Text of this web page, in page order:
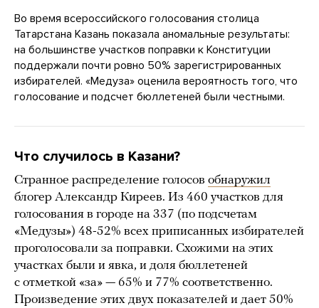
Во время всероссийского голосования столица
Татарстана Казань показала аномальные результаты:
на большинстве участков поправки к Конституции
поддержали почти ровно 50% зарегистрированных
избирателей. «Медуза» оценила вероятность того, что
голосование и подсчет бюллетеней были честными.
Что случилось в Казани?
Странное распределение голосов обнаружил
блогер Александр Киреев. Из 460 участков для
голосования в городе на 337 (по подсчетам
«Медузы») 48-52% всех приписанных избирателей
проголосовали за поправки. Схожими на этих
участках были и явка, и доля бюллетеней
с отметкой «за» — 65% и 77% соответственно.
Произведение этих двух показателей и дает 50%